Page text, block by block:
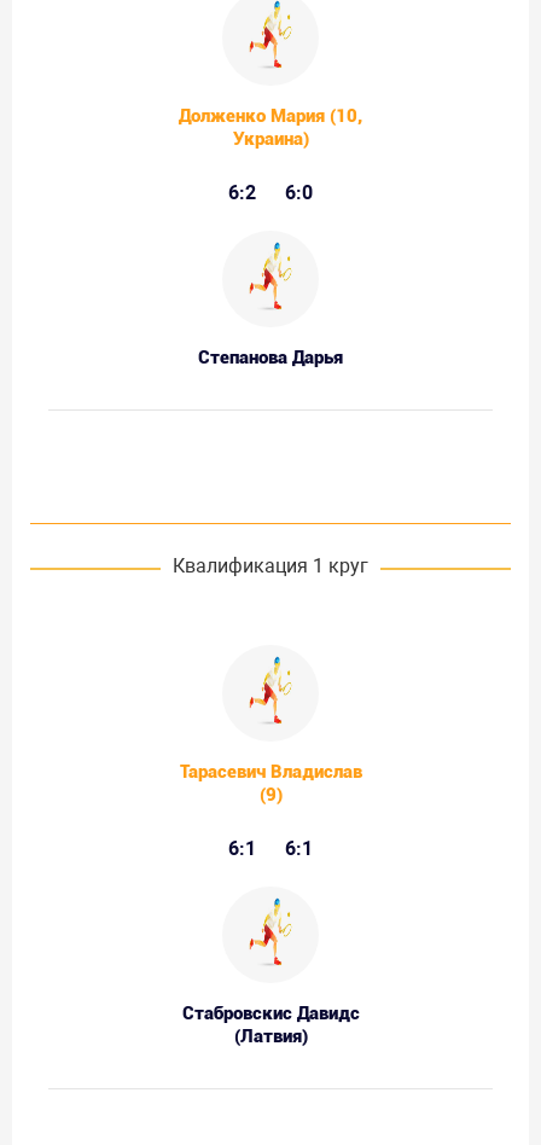
Долженко Мария (10,
Украина)
6:2 6:0
Степанова Дарья
Квалификация 1 круг
Тарасевич Владислав
(9)
6:1 6:1
Стабровскис Давидс
(Латвия)